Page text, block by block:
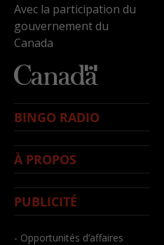
Avec la participation du
gouvernement du
Canada
BINGO RADIO
À PROPOS
PUBLICITÉ
- Opportunités d’affaires